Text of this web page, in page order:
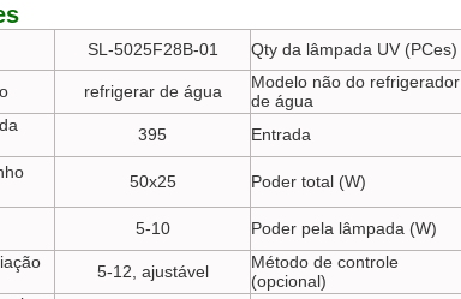
SL-5025F28B-01 Qty da lâmpada UV (PCes)
refrigerar de água
Modelo não do refrigerador
de água
395 Entrada
50x25 Poder total (W)
5-10 Poder pela lâmpada (W)
5-12, ajustável
Método de controle
(opcional)